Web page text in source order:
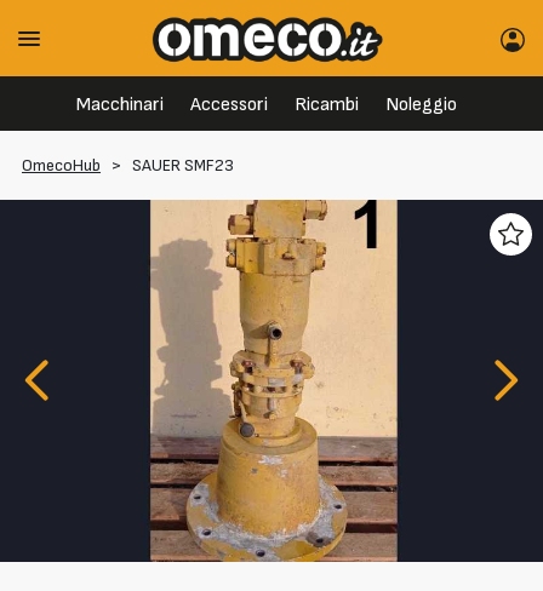
Macchinari Accessori Ricambi Noleggio
OmecoHub > SAUER SMF23